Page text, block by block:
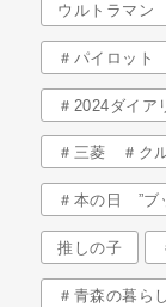
ウルトラマン
＃パイロッ
＃2024ダイア
＃三菱 ＃ク
＃本の日 ”
推しの子
＃青森の暮らし